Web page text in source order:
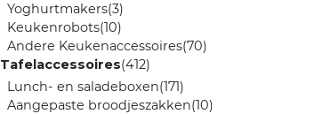
Yoghurtmakers(3)
Keukenrobots(10)
Andere Keukenaccessoires(70)
Tafelaccessoires(412)
Lunch- en saladeboxen(171)
Aangepaste broodjeszakken(10)